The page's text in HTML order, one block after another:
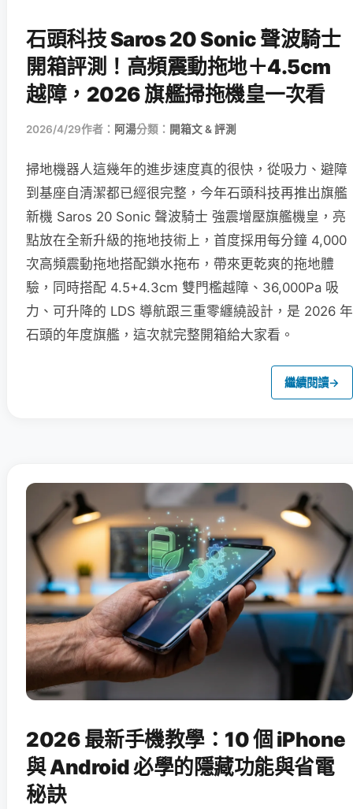
石頭科技 Saros 20 Sonic 聲波騎士
開箱評測！高頻震動拖地＋4.5cm
越障，2026 旗艦掃拖機皇一次看
2026/4/29作者： 阿湯分類： 開箱文 & 評測
掃地機器人這幾年的進步速度真的很快，從吸力、避障
到基座自清潔都已經很完整，今年石頭科技再推出旗艦
新機 Saros 20 Sonic 聲波騎士 強震增壓旗艦機皇，亮
點放在全新升級的拖地技術上，首度採用每分鐘 4,000
次高頻震動拖地搭配鎖水拖布，帶來更乾爽的拖地體
驗，同時搭配 4.5+4.3cm 雙門檻越障、36,000Pa 吸
力、可升降的 LDS 導航跟三重零纏繞設計，是 2026 年
石頭的年度旗艦，這次就完整開箱給大家看。
繼續閱讀→
2026 最新手機教學：10 個 iPhone
與 Android 必學的隱藏功能與省電
秘訣